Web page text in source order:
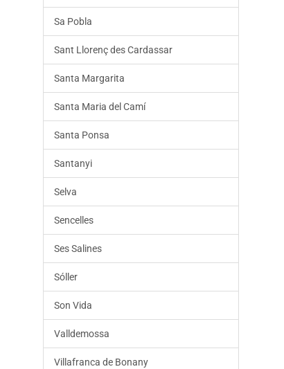
Sa Pobla
Sant Llorenç des Cardassar
Santa Margarita
Santa Maria del Camí
Santa Ponsa
Santanyi
Selva
Sencelles
Ses Salines
Sóller
Son Vida
Valldemossa
Villafranca de Bonany